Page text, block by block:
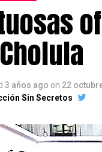
3 años ago on 22
Sin Secretos